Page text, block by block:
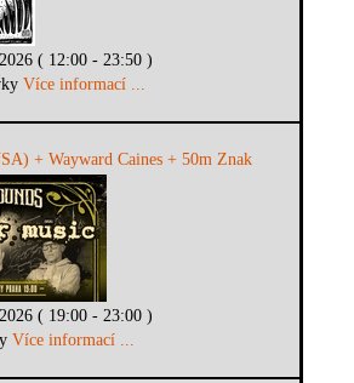
( 12:00 - 23:50 )
Více informací ...
+ Wayward Caines + 50m Znak
( 19:00 - 23:00 )
Více informací ...